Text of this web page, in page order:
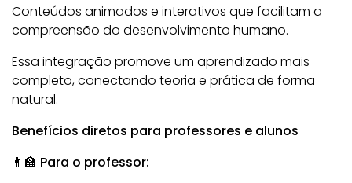
Conteúdos animados e interativos que facilitam a
compreensão do desenvolvimento humano.
Essa integração promove um aprendizado mais
completo, conectando teoria e prática de forma
natural.
Benefícios diretos para professores e alunos
👨‍🏫 Para o professor: